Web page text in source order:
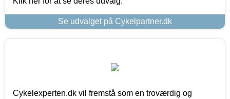
Se udvalget på Cykelpartner.dk
Cykelexperten.dk vil fremstå som en troværdig og